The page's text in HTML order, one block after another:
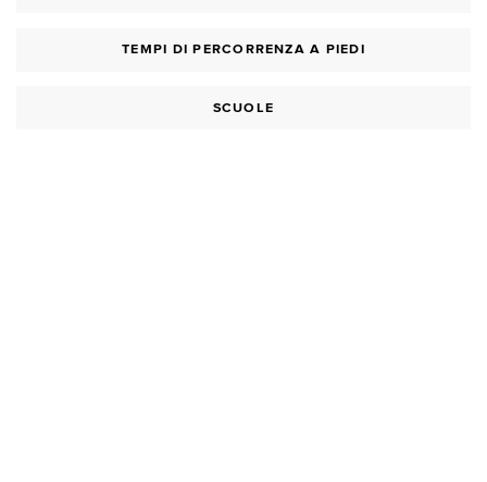
TEMPI DI PERCORRENZA A PIEDI
SCUOLE